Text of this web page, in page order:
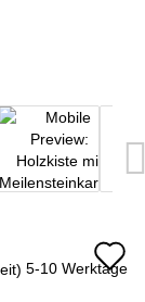
5-10 Werktage